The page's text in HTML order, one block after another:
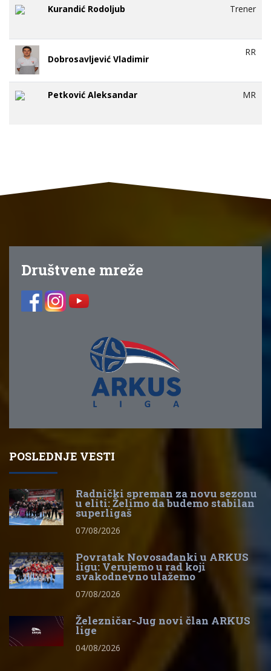
Kurandić Rodoljub Trener
Dobrosavljević Vladimir
RR
Petković Aleksandar MR
Društvene mreže
POSLEDNJE VESTI
Radnički spreman za novu sezonu
u eliti: Želimo da budemo stabilan
superligaš
07/08/2026
Povratak Novosađanki u ARKUS
ligu: Verujemo u rad koji
svakodnevno ulažemo
07/08/2026
Železničar-Jug novi član ARKUS
lige
04/08/2026